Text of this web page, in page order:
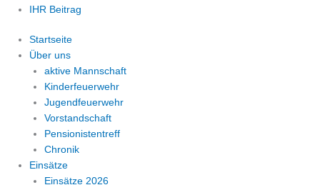
IHR Beitrag
Startseite
Über uns
aktive Mannschaft
Kinderfeuerwehr
Jugendfeuerwehr
Vorstandschaft
Pensionistentreff
Chronik
Einsätze
Einsätze 2026